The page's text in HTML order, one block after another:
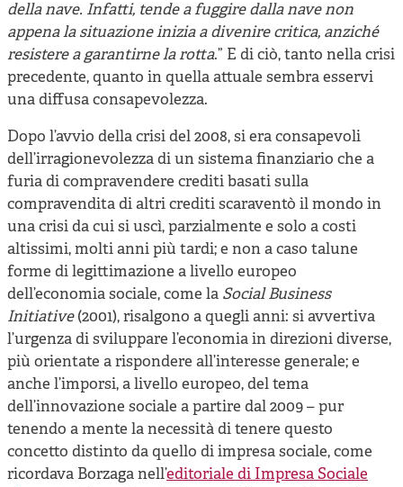
della nave. Infatti, tende a fuggire dalla nave non
appena la situazione inizia a divenire critica, anziché
resistere a garantirne la rotta.” E di ciò, tanto nella crisi
precedente, quanto in quella attuale sembra esservi
una diffusa consapevolezza.
Dopo l’avvio della crisi del 2008, si era consapevoli
dell’irragionevolezza di un sistema finanziario che a
furia di compravendere crediti basati sulla
compravendita di altri crediti scaraventò il mondo in
una crisi da cui si uscì, parzialmente e solo a costi
altissimi, molti anni più tardi; e non a caso talune
forme di legittimazione a livello europeo
dell’economia sociale, come la Social Business
Initiative(2001), risalgono a quegli anni: si avvertiva
l’urgenza di sviluppare l’economia in direzioni diverse,
più orientate a rispondere all’interesse generale; e
anche l’imporsi, a livello europeo, del tema
dell’innovazione sociale a partire dal 2009 – pur
tenendo a mente la necessità di tenere questo
concetto distinto da quello di impresa sociale, come
ricordava Borzaga nell’editoriale di Impresa Sociale